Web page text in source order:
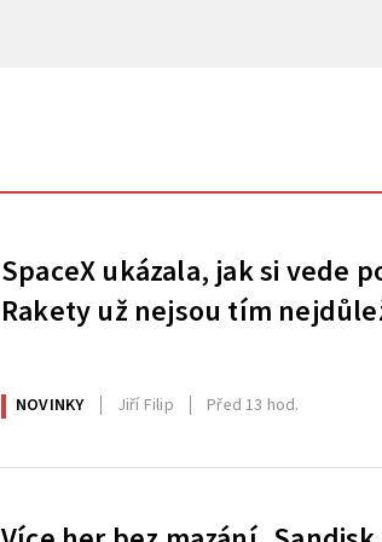
SpaceX ukázala, jak si vede
Rakety už nejsou tím
NOVINKY Jiří Filip Před 13 hod.